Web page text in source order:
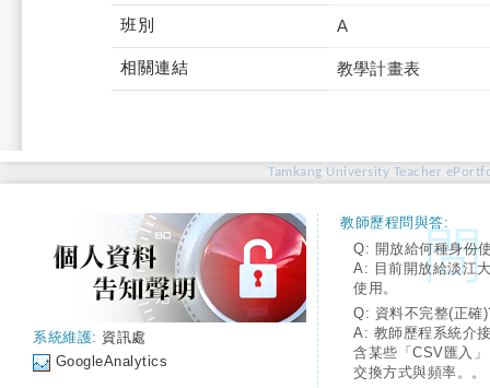
班別 A
相關連結 教學計畫表
Tamkang University Teacher
系統維護: 資訊處
GoogleAnalytics
教師歷程問與答:
Q: 開放給何種身份
A: 目前開放給淡江
使用。
Q: 資料不完整(正確
A: 教師歷程系統介
含某些「CSV匯入
交換方式與頻率。。